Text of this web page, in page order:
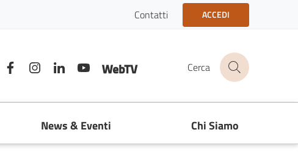
Contatti ACCEDI
FacebookInstagramLinkedin youtube Cerca
News & Eventi Chi Siamo